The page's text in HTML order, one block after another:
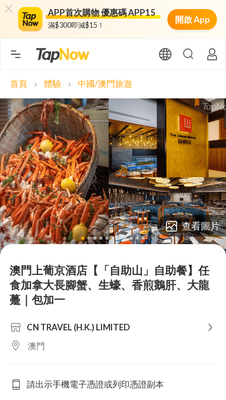
APP首次購物 優惠碼 APP15
滿$300即減$15！
開啟 App
首頁 chevron_right 體驗 chevron_right 中國/澳門旅遊
lens lens lens lens lens lens lens lens lens lens lens
查看圖片
澳門上葡京酒店【「自助山」自助餐】任
食加拿大長腳蟹、生蠔、香煎鵝肝、大龍
躉｜包加一
CN TRAVEL (H.K.) LIMITED
澳門
請出示手機電子憑證或列印憑證副本